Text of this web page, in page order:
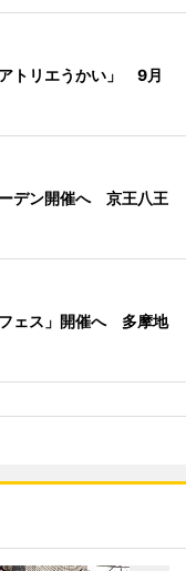
アトリエうかい」 9月
デン開催へ 京王八王
ェス」開催へ 多摩地